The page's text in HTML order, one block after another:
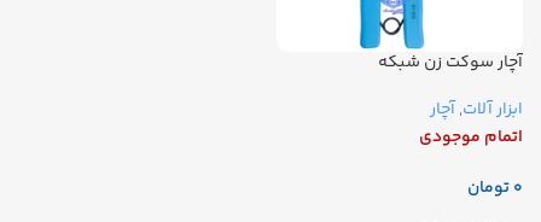
آچار سوکت زن شبکه
ابزار آلات,آچار
اتمام موجودی
تومان